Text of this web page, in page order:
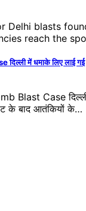
में धमाके लिए लाई गई
Blast Case
के बाद आतंकियों के…